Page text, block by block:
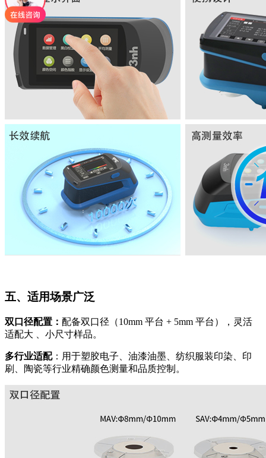
五、适用场景广泛
双口径配置： 配备双口径（10mm 平台 + 5mm 平台），灵活
适配大 、小尺寸样品。
多行业适配：用于塑胶电子、油漆油墨、纺织服装印染、印
刷、陶瓷等行业精确颜色测量和品质控制。